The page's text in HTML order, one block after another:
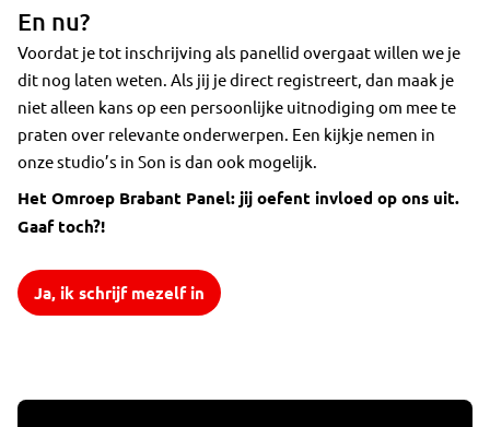
En nu?
Voordat je tot inschrijving als panellid overgaat willen we je
dit nog laten weten. Als jij je direct registreert, dan maak je
niet alleen kans op een persoonlijke uitnodiging om mee te
praten over relevante onderwerpen. Een kijkje nemen in
onze studio’s in Son is dan ook mogelijk.
Het Omroep Brabant Panel: jij oefent invloed op ons uit.
Gaaf toch?!
Ja, ik schrijf mezelf in